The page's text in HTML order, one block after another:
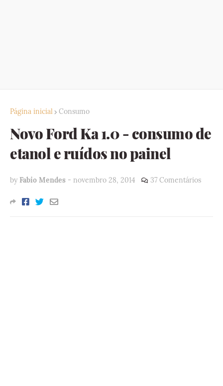
Página inicial Consumo
Novo Ford Ka 1.0 - consumo de
etanol e ruídos no painel
by Fabio Mendes - novembro 28, 2014 37 Comentários